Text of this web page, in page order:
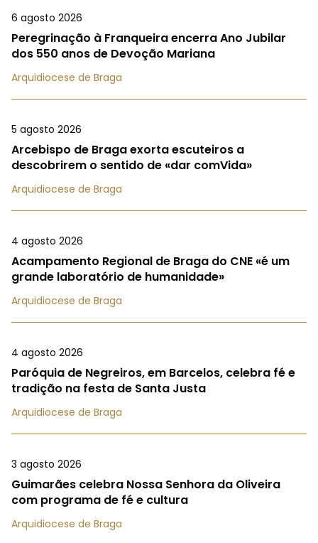
6 agosto 2026
Peregrinação à Franqueira encerra Ano Jubilar
dos 550 anos de Devoção Mariana
Arquidiocese de Braga
5 agosto 2026
Arcebispo de Braga exorta escuteiros a
descobrirem o sentido de «dar comVida»
Arquidiocese de Braga
4 agosto 2026
Acampamento Regional de Braga do CNE «é um
grande laboratório de humanidade»
Arquidiocese de Braga
4 agosto 2026
Paróquia de Negreiros, em Barcelos, celebra fé e
tradição na festa de Santa Justa
Arquidiocese de Braga
3 agosto 2026
Guimarães celebra Nossa Senhora da Oliveira
com programa de fé e cultura
Arquidiocese de Braga